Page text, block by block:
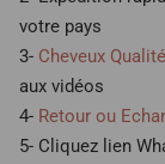
votre pays
3- Cheveux
aux vidéos
4- Retour ou
5- Cliquez lien